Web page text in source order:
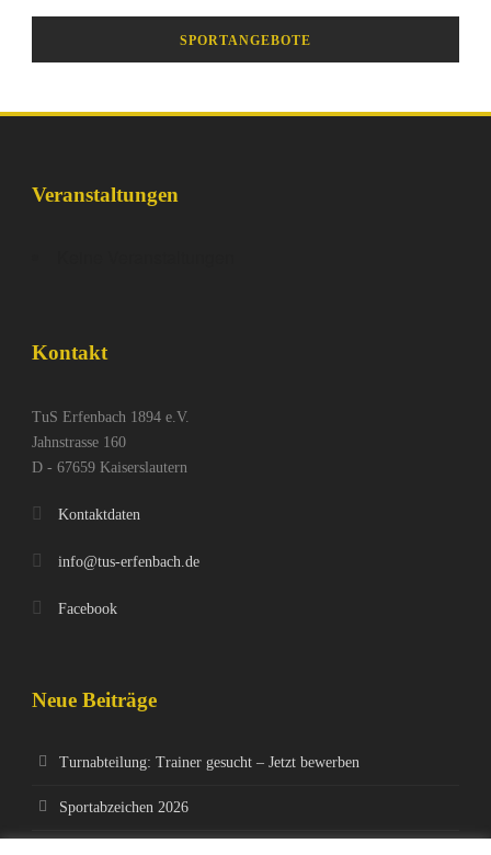
SPORTANGEBOTE
Veranstaltungen
Kontakt
TuS Erfenbach 1894 e.V.
Jahnstrasse 160
D - 67659 Kaiserslautern
Kontaktdaten
info@tus-erfenbach.de
Facebook
Neue Beiträge
Turnabteilung: Trainer gesucht – Jetzt bewerben
Sportabzeichen 2026